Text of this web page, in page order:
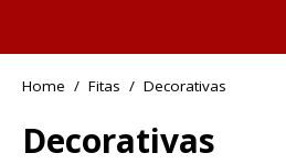
Fitas Decorativas
Decorativas